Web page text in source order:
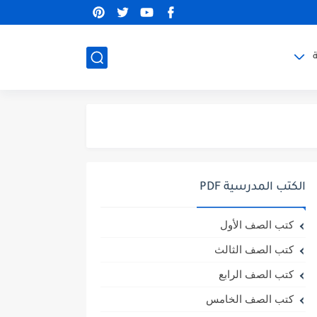
الكتب المدرسية PDF
كتب الصف الأول
كتب الصف الثالث
كتب الصف الرابع
كتب الصف الخامس